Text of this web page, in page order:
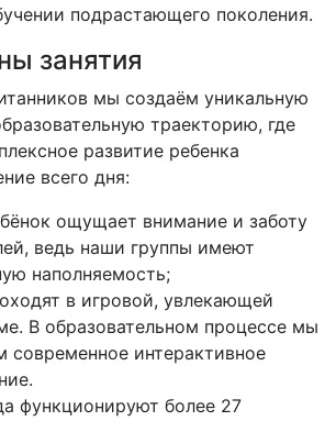
подрастающего поколения.
занятия
мы создаём уникальную
траекторию, где
развитие ребенка
всего дня:
ощущает внимание и заботу
ведь наши группы имеют
наполняемость;
в игровой, увлекающей
В образовательном процессе мы
современное интерактивное
функционируют более 27